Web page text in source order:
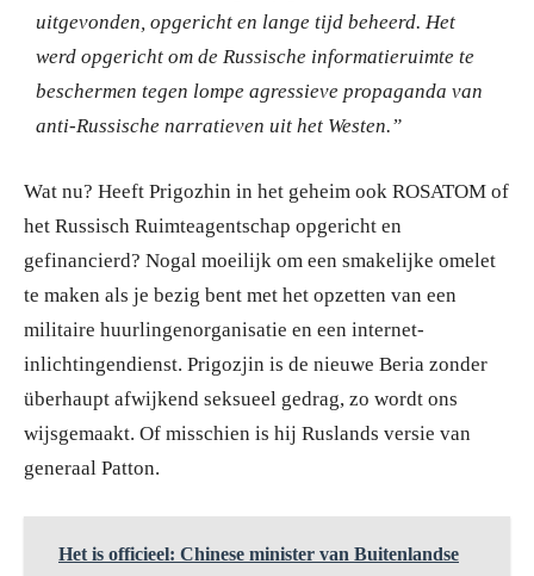
uitgevonden, opgericht en lange tijd beheerd. Het
werd opgericht om de Russische informatieruimte te
beschermen tegen lompe agressieve propaganda van
anti-Russische narratieven uit het Westen.”
Wat nu? Heeft Prigozhin in het geheim ook ROSATOM of
het Russisch Ruimteagentschap opgericht en
gefinancierd? Nogal moeilijk om een smakelijke omelet
te maken als je bezig bent met het opzetten van een
militaire huurlingenorganisatie en een internet-
inlichtingendienst. Prigozjin is de nieuwe Beria zonder
überhaupt afwijkend seksueel gedrag, zo wordt ons
wijsgemaakt. Of misschien is hij Ruslands versie van
generaal Patton.
Het is officieel: Chinese minister van Buitenlandse